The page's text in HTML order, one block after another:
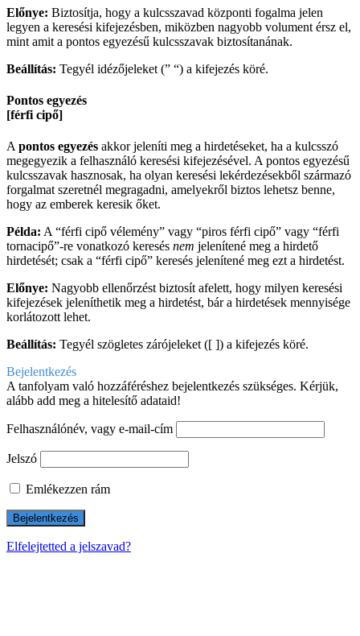
Előnye: Biztosítja, hogy a kulcsszavad központi fogalma jelen
legyen a keresési kifejezésben, miközben nagyobb volument érsz el,
mint amit a pontos egyezésű kulcsszavak biztosítanának.
Beállítás: Tegyél idézőjeleket (” “) a kifejezés köré.
Pontos egyezés
[férfi cipő]
A pontos egyezés akkor jeleníti meg a hirdetéseket, ha a kulcsszó
megegyezik a felhasználó keresési kifejezésével. A pontos egyezésű
kulcsszavak hasznosak, ha olyan keresési lekérdezésekből származó
forgalmat szeretnél megragadni, amelyekről biztos lehetsz benne,
hogy az emberek keresik őket.
Példa: A “férfi cipő vélemény” vagy “piros férfi cipő” vagy “férfi
tornacipő”-re vonatkozó keresés nem jelenítené meg a hirdető
hirdetését; csak a “férfi cipő” keresés jelenítené meg ezt a hirdetést.
Előnye: Nagyobb ellenőrzést biztosít afelett, hogy milyen keresési
kifejezések jeleníthetik meg a hirdetést, bár a hirdetések mennyisége
korlátozott lehet.
Beállítás: Tegyél szögletes zárójeleket ([ ]) a kifejezés köré.
Bejelentkezés
A tanfolyam való hozzáféréshez bejelentkezés szükséges. Kérjük,
alább add meg a hitelesítő adataid!
Felhasználónév, vagy e-mail-cím
Jelszó
Emlékezzen rám
Elfelejtetted a jelszavad?